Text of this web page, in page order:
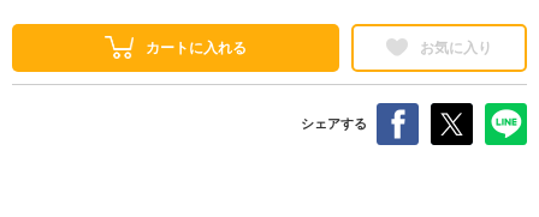
カートに入れる お気に入り
シェアする